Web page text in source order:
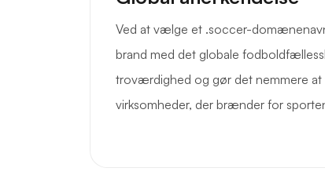
Ved at vælge et .soccer-
brand med det globale
troværdighed og gør det nemmere
virksomheder, der brænder for